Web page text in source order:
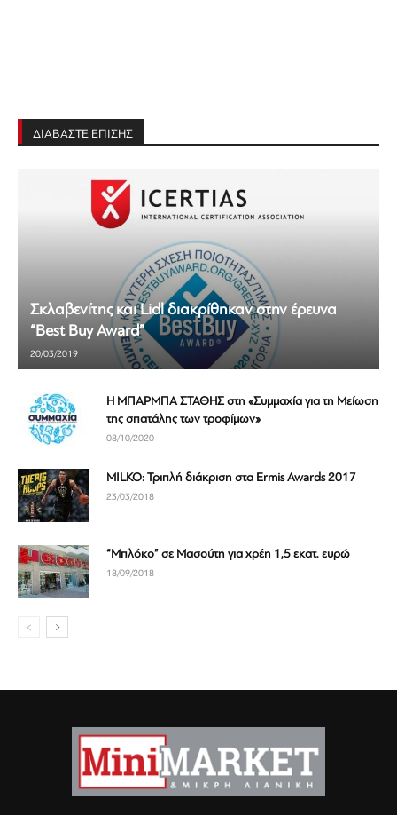
ΔΙΑΒΑΣΤΕ ΕΠΙΣΗΣ
Σκλαβενίτης και Lidl διακρίθηκαν στην έρευνα
“Best Buy Award”
20/03/2019
Η ΜΠΑΡΜΠΑ ΣΤΑΘΗΣ στη «Συμμαχία για τη Μείωση
της σπατάλης των τροφίμων»
08/10/2020
MILKO: Τριπλή διάκριση στα Ermis Awards 2017
23/03/2018
“Μπλόκο” σε Μασούτη για χρέη 1,5 εκατ. ευρώ
18/09/2018